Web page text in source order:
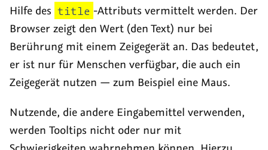
Hilfe des title -Attributs vermittelt werden. Der
Browser zeigt den Wert (den Text) nur bei
Berührung mit einem Zeigegerät an. Das bedeutet,
er ist nur für Menschen verfügbar, die auch ein
Zeigegerät nutzen — zum Beispiel eine Maus.
Nutzende, die andere Eingabemittel verwenden,
werden Tooltips nicht oder nur mit